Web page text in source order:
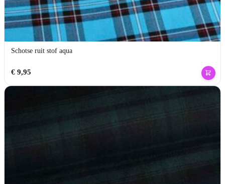
Schotse ruit stof aqua
€9,95